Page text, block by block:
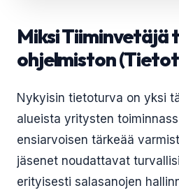
Miksi Tiiminvetäjä
ohjelmiston
Nykyisin tietoturva on yksi
alueista yritysten
ensiarvoisen tärkeää
jäsenet noudattavat
erityisesti salasanojen